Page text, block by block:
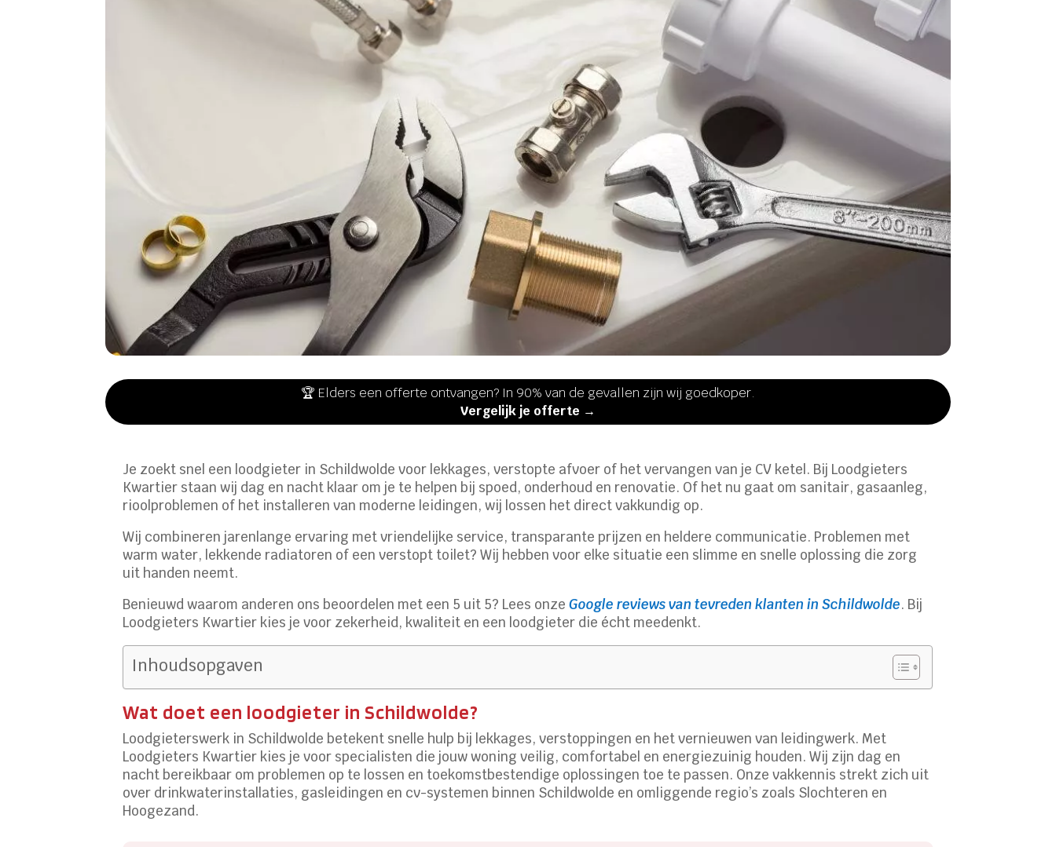
🏆 Elders een offerte ontvangen? In 90% van de gevallen zijn wij goedkoper.
Vergelijk je offerte →
Je zoekt snel een loodgieter in Schildwolde voor lekkages, verstopte afvoer of het vervangen van je CV ketel. Bij Loodgieters
Kwartier staan wij dag en nacht klaar om je te helpen bij spoed, onderhoud en renovatie. Of het nu gaat om sanitair, gasaanleg,
rioolproblemen of het installeren van moderne leidingen, wij lossen het direct vakkundig op.
Wij combineren jarenlange ervaring met vriendelijke service, transparante prijzen en heldere communicatie. Problemen met
warm water, lekkende radiatoren of een verstopt toilet? Wij hebben voor elke situatie een slimme en snelle oplossing die zorg
uit handen neemt.
Benieuwd waarom anderen ons beoordelen met een 5 uit 5? Lees onzeGoogle reviews van tevreden klanten in Schildwolde. Bij
Loodgieters Kwartier kies je voor zekerheid, kwaliteit en een loodgieter die écht meedenkt.
Inhoudsopgaven
Wat doet een loodgieter in Schildwolde?
Loodgieterswerk in Schildwolde betekent snelle hulp bij lekkages, verstoppingen en het vernieuwen van leidingwerk. Met
Loodgieters Kwartier kies je voor specialisten die jouw woning veilig, comfortabel en energiezuinig houden. Wij zijn dag en
nacht bereikbaar om problemen op te lossen en toekomstbestendige oplossingen toe te passen. Onze vakkennis strekt zich uit
over drinkwaterinstallaties, gasleidingen en cv-systemen binnen Schildwolde en omliggende regio’s zoals Slochteren en
Hoogezand.